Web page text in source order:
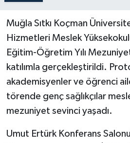
Muğla Sıtkı Koçman
Hizmetleri Meslek
Eğitim-Öğretim Yılı
katılımla gerçekleştirildi.
akademisyenler ve öğrenci
törende genç sağlıkçılar
mezuniyet sevinci yaşadı.
Umut Ertürk Konferans